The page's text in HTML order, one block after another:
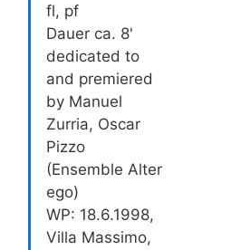
fl, pf
Dauer ca. 8'
dedicated to
and premiered
by Manuel
Zurria, Oscar
Pizzo
(Ensemble Alter
ego)
WP: 18.6.1998,
Villa Massimo,